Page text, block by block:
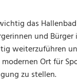
das
und
weiterzuführen
Ort für
zu stellen.